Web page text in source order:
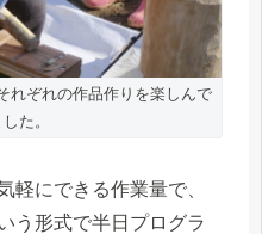
れぞれの作品作りを楽しんで
た。
軽にできる作業量で、
う形式で半日プログラ